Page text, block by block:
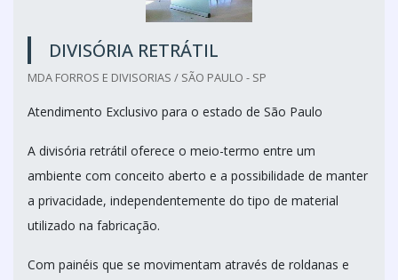
DIVISÓRIA RETRÁTIL
MDA FORROS E DIVISORIAS / SÃO PAULO - SP
Atendimento Exclusivo para o estado de São Paulo
A divisória retrátil oferece o meio-termo entre um
ambiente com conceito aberto e a possibilidade de manter
a privacidade, independentemente do tipo de material
utilizado na fabricação.
Com painéis que se movimentam através de roldanas e